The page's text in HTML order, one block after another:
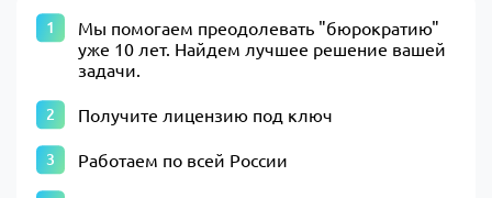
​Мы помогаем преодолевать "бюрократию"
уже 10 лет. Найдем лучшее решение вашей
задачи.​
Получите лицензию под ключ
Работаем по всей России